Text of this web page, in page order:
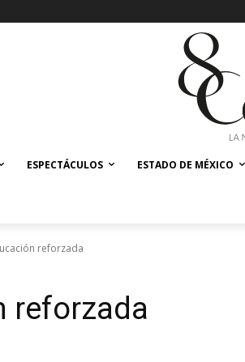
ESPECTÁCULOS ESTADO DE MÉXICO
reforzada
reforzada